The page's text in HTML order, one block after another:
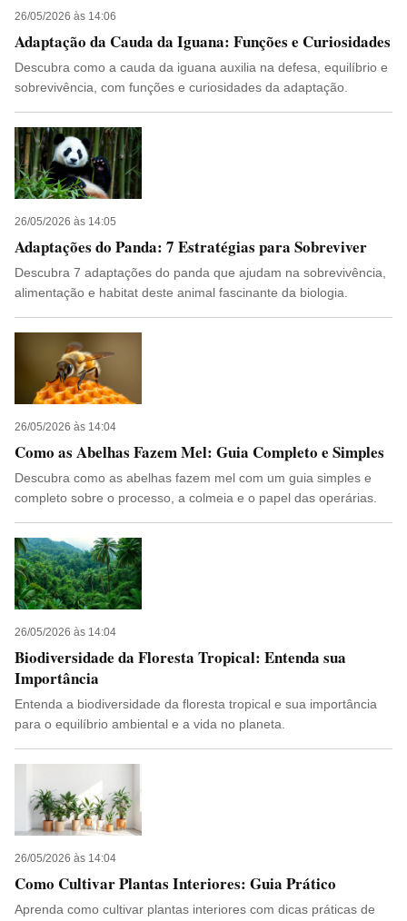
26/05/2026 às 14:06
Adaptação da Cauda da Iguana: Funções e Curiosidades
Descubra como a cauda da iguana auxilia na defesa, equilíbrio e
sobrevivência, com funções e curiosidades da adaptação.
26/05/2026 às 14:05
Adaptações do Panda: 7 Estratégias para Sobreviver
Descubra 7 adaptações do panda que ajudam na sobrevivência,
alimentação e habitat deste animal fascinante da biologia.
26/05/2026 às 14:04
Como as Abelhas Fazem Mel: Guia Completo e Simples
Descubra como as abelhas fazem mel com um guia simples e
completo sobre o processo, a colmeia e o papel das operárias.
26/05/2026 às 14:04
Biodiversidade da Floresta Tropical: Entenda sua
Importância
Entenda a biodiversidade da floresta tropical e sua importância
para o equilíbrio ambiental e a vida no planeta.
26/05/2026 às 14:04
Como Cultivar Plantas Interiores: Guia Prático
Aprenda como cultivar plantas interiores com dicas práticas de